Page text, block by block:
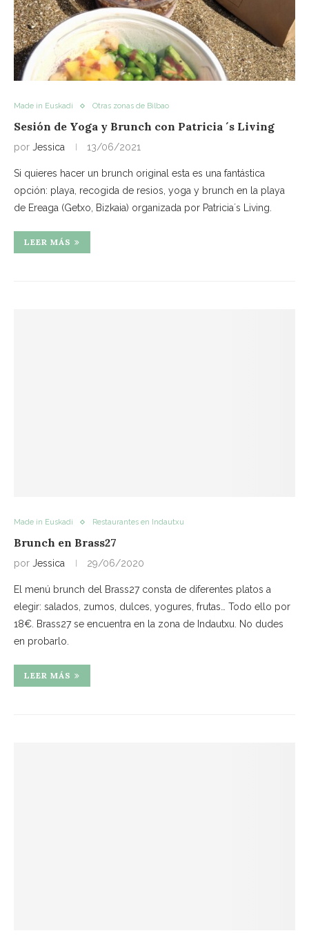
Made in Euskadi Otras zonas de Bilbao
Sesión de Yoga y Brunch con Patricia ´s Living
por Jessica 13/06/2021
Si quieres hacer un brunch original esta es una fantástica
opción: playa, recogida de resios, yoga y brunch en la playa
de Ereaga (Getxo, Bizkaia) organizada por Patricia´s Living.
LEER MÁS
Made in Euskadi Restaurantes en Indautxu
Brunch en Brass27
por Jessica 29/06/2020
El menú brunch del Brass27 consta de diferentes platos a
elegir: salados, zumos, dulces, yogures, frutas… Todo ello por
18€. Brass27 se encuentra en la zona de Indautxu. No dudes
en probarlo.
LEER MÁS